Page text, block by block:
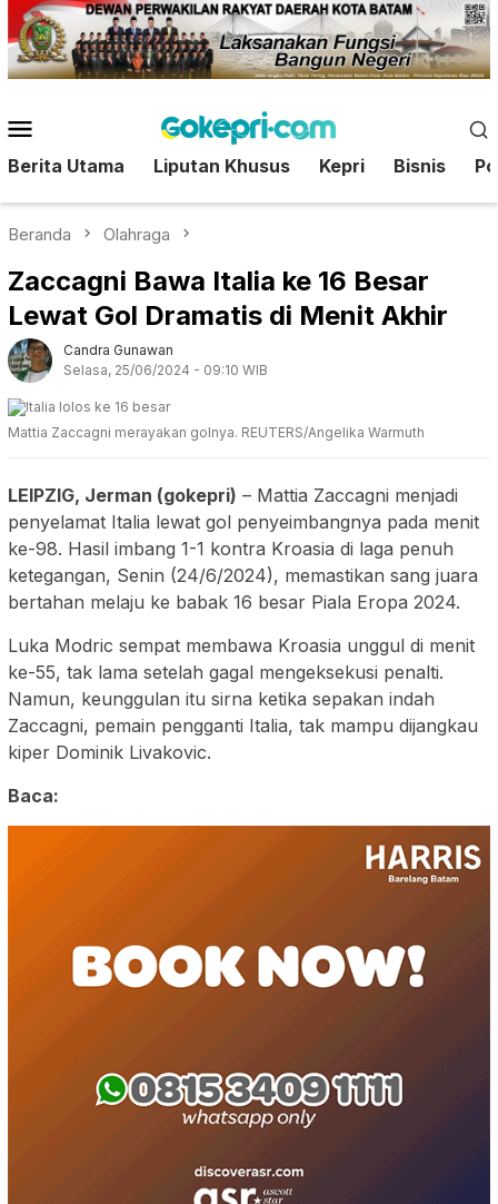
Loncat
ke
konten
Mobile
Berita Utama Liputan Khusus Kepri Bisnis
Beranda Olahraga
Zaccagni Bawa Italia ke 16 Besar
Lewat Gol Dramatis di Menit Akhir
Candra Gunawan
Selasa, 25/06/2024 - 09:10 WIB
Mattia Zaccagni merayakan golnya. REUTERS/Angelika Warmuth
LEIPZIG, Jerman (gokepri) – Mattia Zaccagni menjadi
penyelamat Italia lewat gol penyeimbangnya pada menit
ke-98. Hasil imbang 1-1 kontra Kroasia di laga penuh
ketegangan, Senin (24/6/2024), memastikan sang juara
bertahan melaju ke babak 16 besar Piala Eropa 2024.
Luka Modric sempat membawa Kroasia unggul di menit
ke-55, tak lama setelah gagal mengeksekusi penalti.
Namun, keunggulan itu sirna ketika sepakan indah
Zaccagni, pemain pengganti Italia, tak mampu dijangkau
kiper Dominik Livakovic.
Baca: